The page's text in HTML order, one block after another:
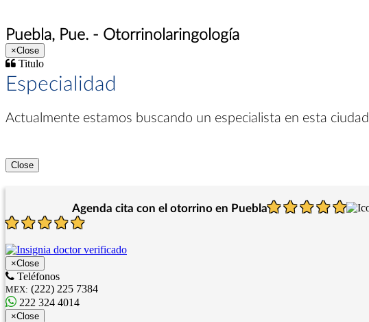
Puebla, Pue. - Otorrinolaringología
×Close
Titulo
Especialidad
Actualmente estamos buscando un especialista en esta ciudad
Close
Agenda cita con el otorrino en Puebla
×Close
Teléfonos
MEX: (222) 225 7384
222 324 4014
×Close